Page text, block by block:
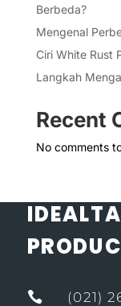
Berbeda?
Mengenal
Ciri White Rust
Langkah
Recent
No comments
 (021)